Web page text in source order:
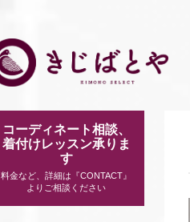
コーディネート相談、
着付けレッスン承りま
す
料金など、詳細は『CONTACT』
よりご相談ください